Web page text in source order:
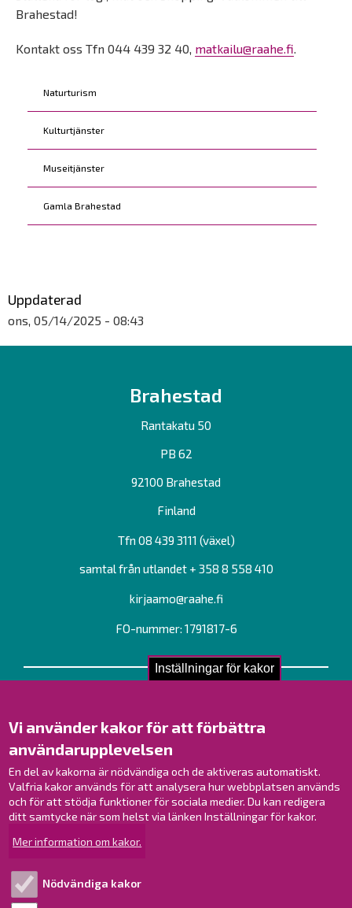
Inställningar för kakor
Vi använder kakor för att förbättra
användarupplevelsen
En del av kakorna är nödvändiga och de aktiveras automatiskt.
Valfria kakor används för att analysera hur webbplatsen används
och för att stödja funktioner för sociala medier. Du kan redigera
ditt samtycke när som helst via länken Inställningar för kakor.
Mer information om kakor.
Nödvändiga kakor
Kohderyhmät
Naturturism
Kulturtjänster
Museitjänster
Gamla Brahestad
Brahestad!
Kontakt oss Tfn 044 439 32 40, matkailu@raahe.fi.
Uppdaterad
ons, 05/14/2025 - 08:43
Brahestad
Rantakatu 50
PB 62
92100 Brahestad
Finland
Tfn 08 439 3111 (växel)
samtal från utlandet + 358 8 558 410
kirjaamo@raahe.fi
FO-nummer: 1791817-6
Kontakt
Verksamhetsställen
Kontaktuppgifter till personalen
Guidekarta
Brahestad på Facebook
Brahestad på LinkedIn